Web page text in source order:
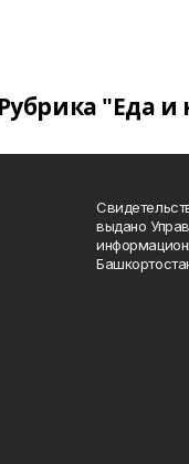
Рубрика "Еда
выдано